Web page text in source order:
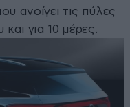
ανοίγει τις πύλες
και για 10 μέρες.